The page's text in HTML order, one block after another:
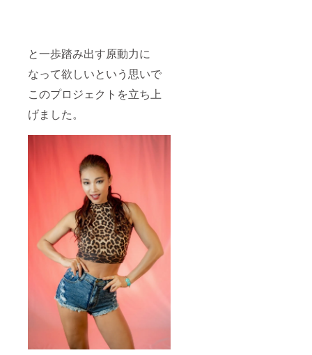
と一歩踏み出す原動力に
なって欲しいという思いで
このプロジェクトを立ち上
げました。